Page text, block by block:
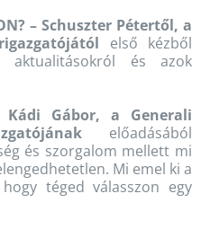
– Schuszter Pétertől, a
első kézből
aktualitásokról és azok
Kádi Gábor, a Generali
előadásából
és szorgalom mellett mi
Mi emel ki a
téged válasszon egy